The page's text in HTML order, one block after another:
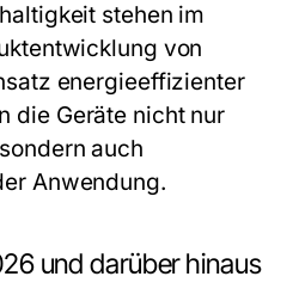
stehen im
von
energieeffizienter
die Geräte nicht nur
auch
Anwendung.
und darüber hinaus